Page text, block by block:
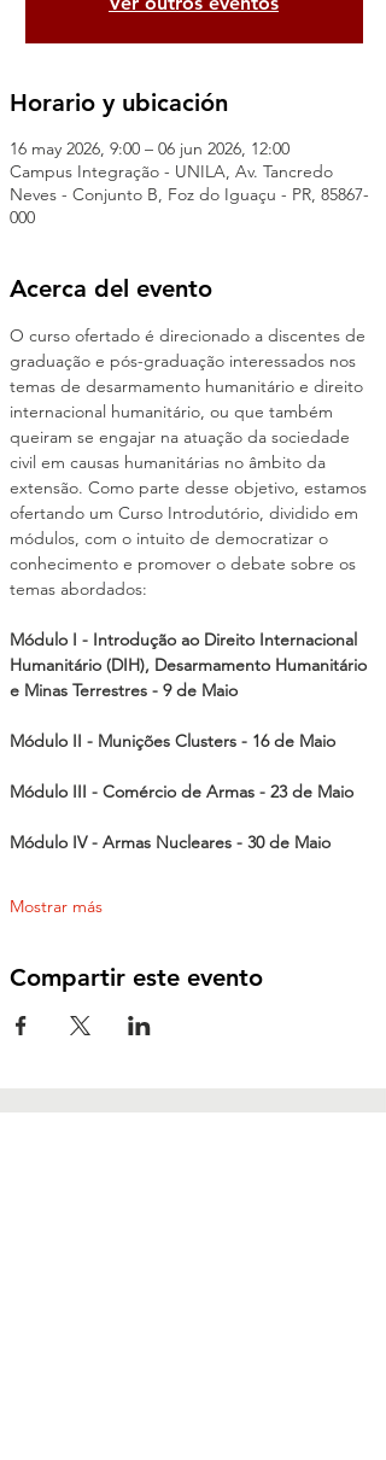
Horario y ubicación
16 may 2026, 9:00 – 06 jun 2026, 12:00
Campus Integração - UNILA, Av. Tancredo
Neves - Conjunto B, Foz do Iguaçu - PR, 85867-
000
Acerca del evento
O curso ofertado é direcionado a discentes de
graduação e pós-graduação interessados nos
temas de desarmamento humanitário e direito
internacional humanitário, ou que também
queiram se engajar na atuação da sociedade
civil em causas humanitárias no âmbito da
extensão. Como parte desse objetivo, estamos
ofertando um Curso Introdutório, dividido em
módulos, com o intuito de democratizar o
conhecimento e promover o debate sobre os
temas abordados:
Módulo I - Introdução ao Direito Internacional
Humanitário (DIH), Desarmamento Humanitário
e Minas Terrestres - 9 de Maio
Módulo II - Munições Clusters - 16 de Maio
Módulo III - Comércio de Armas - 23 de Maio
Módulo IV - Armas Nucleares - 30 de Maio
Mostrar más
Compartir este evento